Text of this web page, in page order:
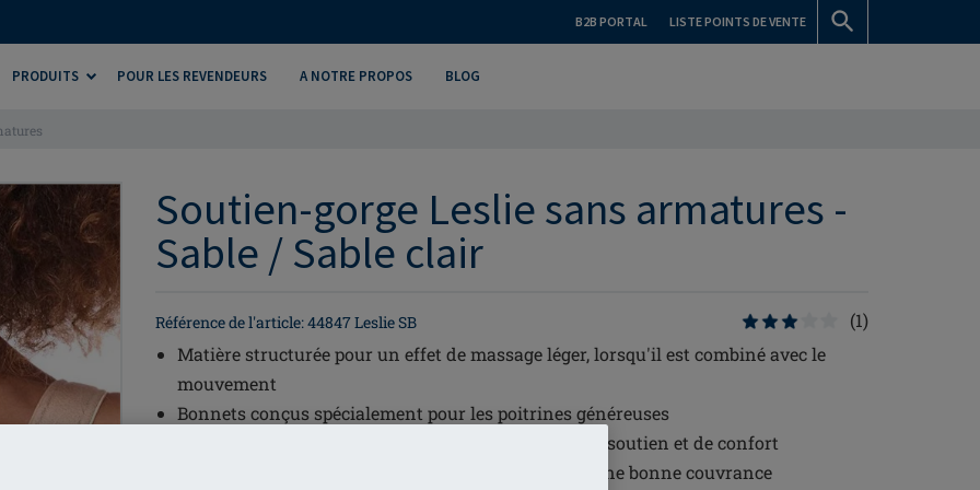
B2B PORTAL LISTE POINTS DE VENTE
PRODUITS POUR LES REVENDEURS A NOTRE PROPOS BLOG
Soutien-gorge Leslie sans armatures -
Sable / Sable clair
Référence de l'article: 44847 Leslie SB
(1)
Matière structurée pour un effet de massage léger, lorsqu'il est combiné avec le
mouvement
Bonnets conçus spécialement pour les poitrines généreuses
Coupe plus haute sur les côtés et le dos pour plus de soutien et de confort
Coupe haute et fermeture du dos rembourrée pour une bonne couvrance